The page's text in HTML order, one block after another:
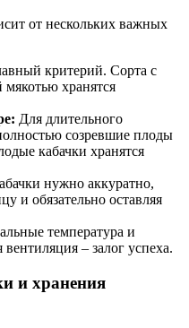
от нескольких важных
критерий. Сорта с
хранятся
Для длительного
созревшие плоды
кабачки хранятся
нужно аккуратно,
и обязательно оставляя
температура и
– залог успеха.
и хранения